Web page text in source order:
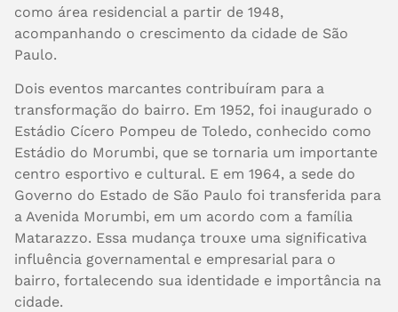
como área residencial a partir de 1948,
acompanhando o crescimento da cidade de São
Paulo.
Dois eventos marcantes contribuíram para a
transformação do bairro. Em 1952, foi inaugurado o
Estádio Cícero Pompeu de Toledo, conhecido como
Estádio do Morumbi, que se tornaria um importante
centro esportivo e cultural. E em 1964, a sede do
Governo do Estado de São Paulo foi transferida para
a Avenida Morumbi, em um acordo com a família
Matarazzo. Essa mudança trouxe uma significativa
influência governamental e empresarial para o
bairro, fortalecendo sua identidade e importância na
cidade.